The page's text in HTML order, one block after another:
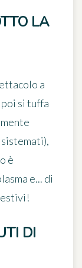
LA
a
si tuffa
è
e... di
DI